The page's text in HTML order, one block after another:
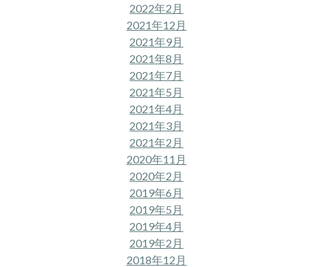
2022年2月
2021年12月
2021年9月
2021年8月
2021年7月
2021年5月
2021年4月
2021年3月
2021年2月
2020年11月
2020年2月
2019年6月
2019年5月
2019年4月
2019年2月
2018年12月